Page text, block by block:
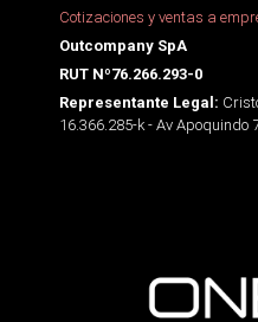
Cotizaciones y ventas a
Outcompany SpA
RUT Nº76.266.293-0
Representante Legal:
16.366.285-k - Av Apoquindo